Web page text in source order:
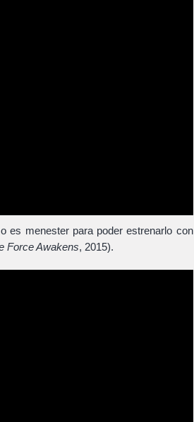
es menester para poder estrenarlo con
Force Awakens, 2015).